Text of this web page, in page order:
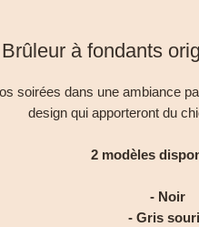
Brûleur à fondants
soirées dans une ambiance
design qui apporteront du
2 modèles
- Noir
- Gris